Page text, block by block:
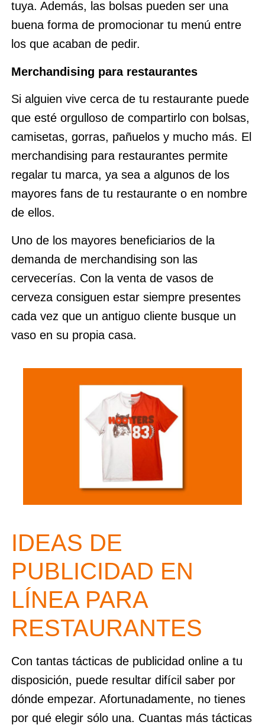
tuya. Además, las bolsas pueden ser una
buena forma de promocionar tu menú entre
los que acaban de pedir.
Merchandising para restaurantes
Si alguien vive cerca de tu restaurante puede
que esté orgulloso de compartirlo con bolsas,
camisetas, gorras, pañuelos y mucho más. El
merchandising para restaurantes permite
regalar tu marca, ya sea a algunos de los
mayores fans de tu restaurante o en nombre
de ellos.
Uno de los mayores beneficiarios de la
demanda de merchandising son las
cervecerías. Con la venta de vasos de
cerveza consiguen estar siempre presentes
cada vez que un antiguo cliente busque un
vaso en su propia casa.
IDEAS DE
PUBLICIDAD EN
LÍNEA PARA
RESTAURANTES
Con tantas tácticas de publicidad online a tu
disposición, puede resultar difícil saber por
dónde empezar. Afortunadamente, no tienes
por qué elegir sólo una. Cuantas más tácticas